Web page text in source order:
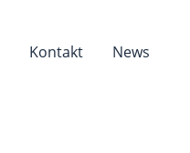
Kontakt News